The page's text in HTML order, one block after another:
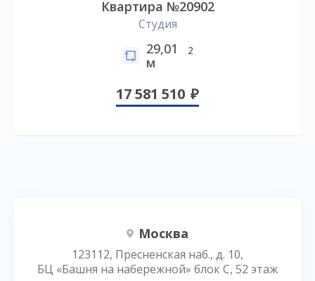
Квартира №20902
Студия
29,01
м
2
17 581 510
Москва
123112, Пресненская наб., д. 10,
БЦ «Башня на набережной» блок С, 52 этаж